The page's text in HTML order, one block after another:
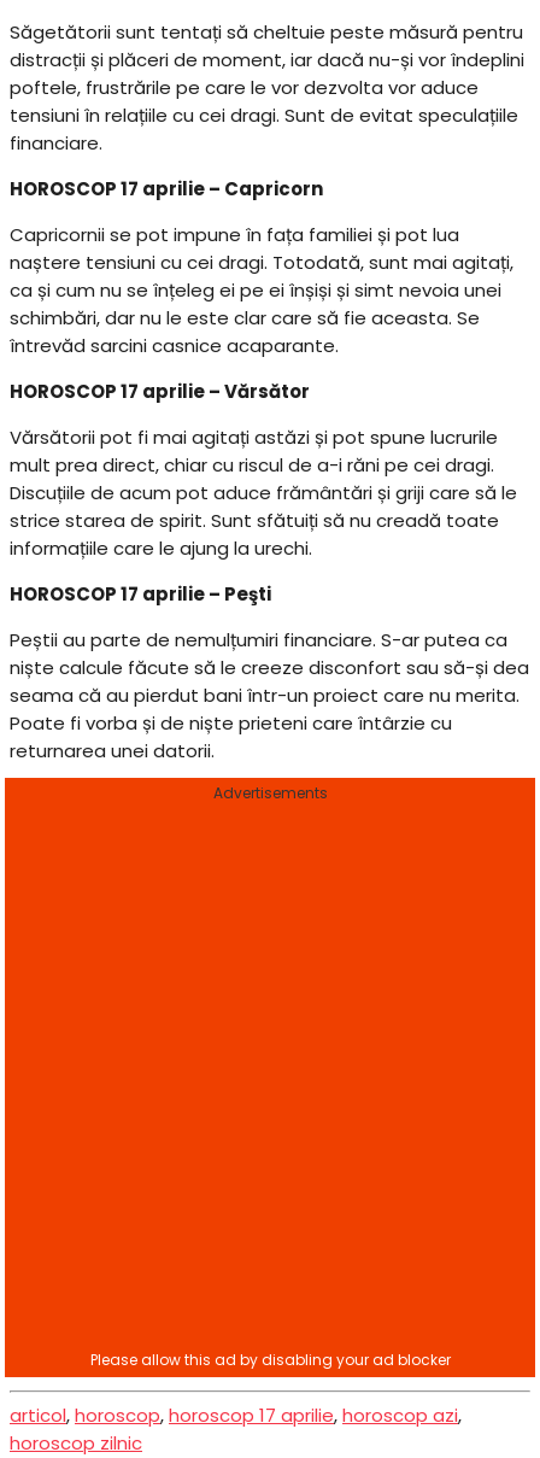
Săgetătorii sunt tentați să cheltuie peste măsură pentru
distracții și plăceri de moment, iar dacă nu-și vor îndeplini
poftele, frustrările pe care le vor dezvolta vor aduce
tensiuni în relațiile cu cei dragi. Sunt de evitat speculațiile
financiare.
HOROSCOP 17 aprilie – Capricorn
Capricornii se pot impune în fața familiei și pot lua
naștere tensiuni cu cei dragi. Totodată, sunt mai agitați,
ca și cum nu se înțeleg ei pe ei înșiși și simt nevoia unei
schimbări, dar nu le este clar care să fie aceasta. Se
întrevăd sarcini casnice acaparante.
HOROSCOP 17 aprilie – Vărsător
Vărsătorii pot fi mai agitați astăzi și pot spune lucrurile
mult prea direct, chiar cu riscul de a-i răni pe cei dragi.
Discuțiile de acum pot aduce frământări și griji care să le
strice starea de spirit. Sunt sfătuiți să nu creadă toate
informațiile care le ajung la urechi.
HOROSCOP 17 aprilie – Peşti
Peștii au parte de nemulțumiri financiare. S-ar putea ca
niște calcule făcute să le creeze disconfort sau să-și dea
seama că au pierdut bani într-un proiect care nu merita.
Poate fi vorba și de niște prieteni care întârzie cu
returnarea unei datorii.
Advertisements
articol,horoscop,horoscop 17 aprilie,horoscop azi,
horoscop zilnic